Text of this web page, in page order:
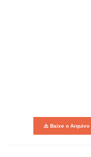
Baixe o Arquivo